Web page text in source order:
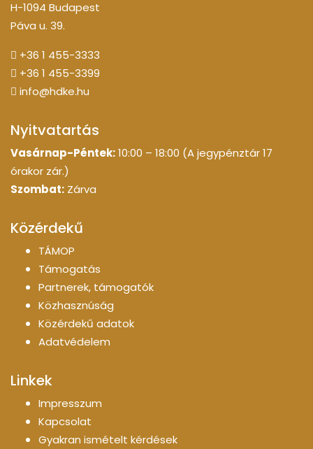
H-1094 Budapest
Páva u. 39.
+36 1 455-3333
+36 1 455-3399
info@hdke.hu
Nyitvatartás
Vasárnap-Péntek:10:00 – 18:00 (A jegypénztár 17
órakor zár.)
Szombat: Zárva
Közérdekű
TÁMOP
Támogatás
Partnerek, támogatók
Közhasznúság
Közérdekű adatok
Adatvédelem
Linkek
Impresszum
Kapcsolat
Gyakran ismételt kérdések